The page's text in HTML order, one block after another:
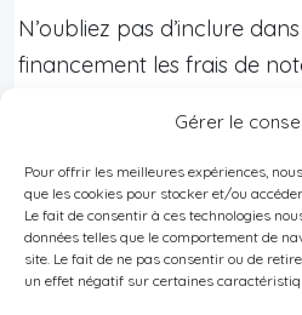
Gérer le
Pour offrir les meilleures expériences,
que les cookies pour stocker et/ou
Le fait de consentir à ces technologies
données telles que le comportement de
site. Le fait de ne pas consentir ou de
un effet négatif sur certaines
N’oubliez pas d’inclure
financement les frais de
complémentaire en cours
mal perçue.
Bon à savoir:
En cas de refus,